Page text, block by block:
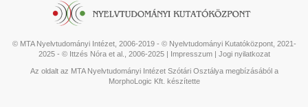
© MTA Nyelvtudományi Intézet, 2006-2019 - © Nyelvtudományi Kutatóközpont, 2021-
2025 - © Ittzés Nóra et al., 2006-2025 | Impresszum| Jogi nyilatkozat
Az oldalt az MTA Nyelvtudományi Intézet Szótári Osztálya megbízásából a
MorphoLogic Kft. készítette